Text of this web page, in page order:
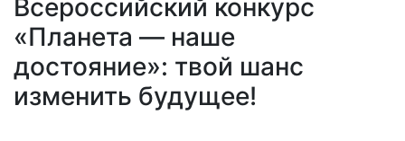
Всероссийский конкурс
«Планета — наше
достояние»: твой шанс
изменить будущее!